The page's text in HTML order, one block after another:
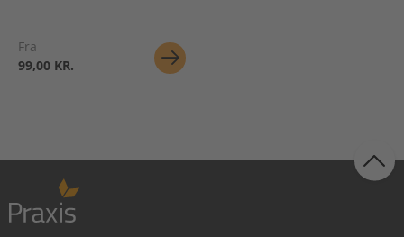
Fra
99,00 KR.